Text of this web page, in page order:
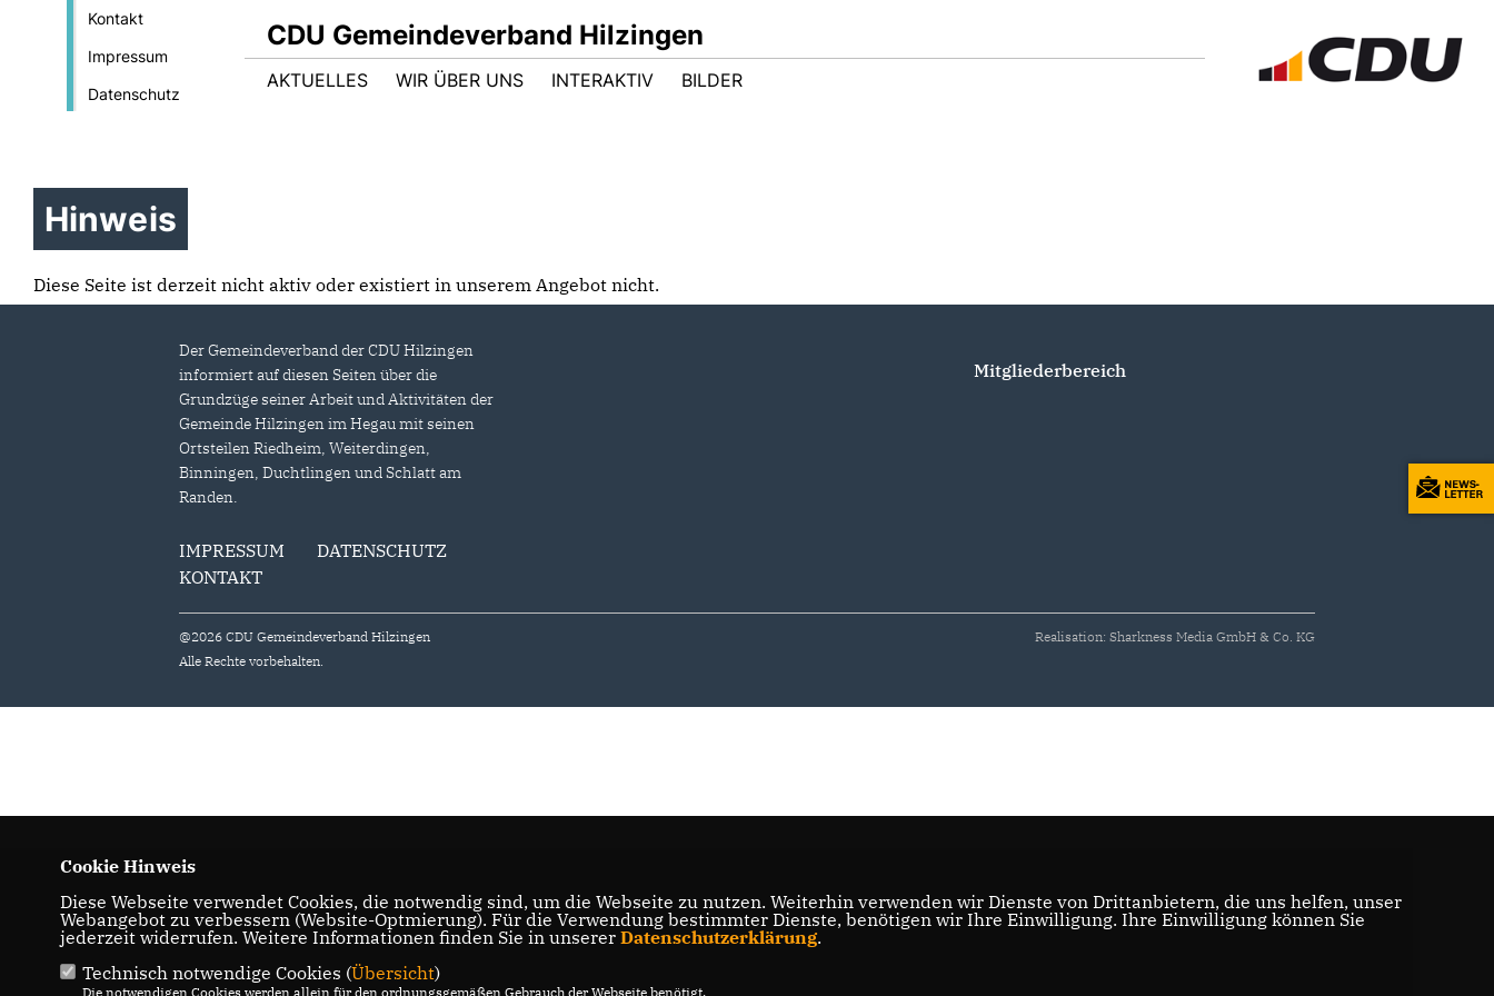
Kontakt
Impressum
Datenschutz
CDU Gemeindeverband Hilzingen
AKTUELLES WIR ÜBER UNS INTERAKTIV BILDER
Hinweis
Diese Seite ist derzeit nicht aktiv oder existiert in unserem Angebot nicht.
Der Gemeindeverband der CDU Hilzingen
informiert auf diesen Seiten über die
Grundzüge seiner Arbeit und Aktivitäten der
Gemeinde Hilzingen im Hegau mit seinen
Ortsteilen Riedheim, Weiterdingen,
Binningen, Duchtlingen und Schlatt am
Randen.
IMPRESSUM
DATENSCHUTZ
KONTAKT
Mitgliederbereich
@2026 CDU Gemeindeverband Hilzingen
Alle Rechte vorbehalten.
Realisation: Sharkness Media GmbH & Co. KG
Cookie Hinweis
Diese Webseite verwendet Cookies, die notwendig sind, um die Webseite zu nutzen. Weiterhin verwenden wir Dienste von Drittanbietern, die uns helfen, unser
Webangebot zu verbessern (Website-Optmierung). Für die Verwendung bestimmter Dienste, benötigen wir Ihre Einwilligung. Ihre Einwilligung können Sie
jederzeit widerrufen. Weitere Informationen finden Sie in unserer Datenschutzerklärung.
Technisch notwendige Cookies (Übersicht)
Die notwendigen Cookies werden allein für den ordnungsgemäßen Gebrauch der Webseite benötigt.